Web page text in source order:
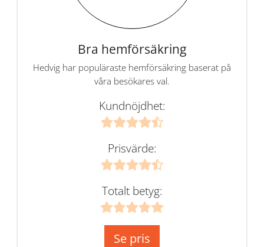
Bra hemförsäkring
Hedvig har populäraste hemförsäkring baserat på
våra besökares val.
Kundnöjdhet:
Prisvärde:
Totalt betyg:
Se pris